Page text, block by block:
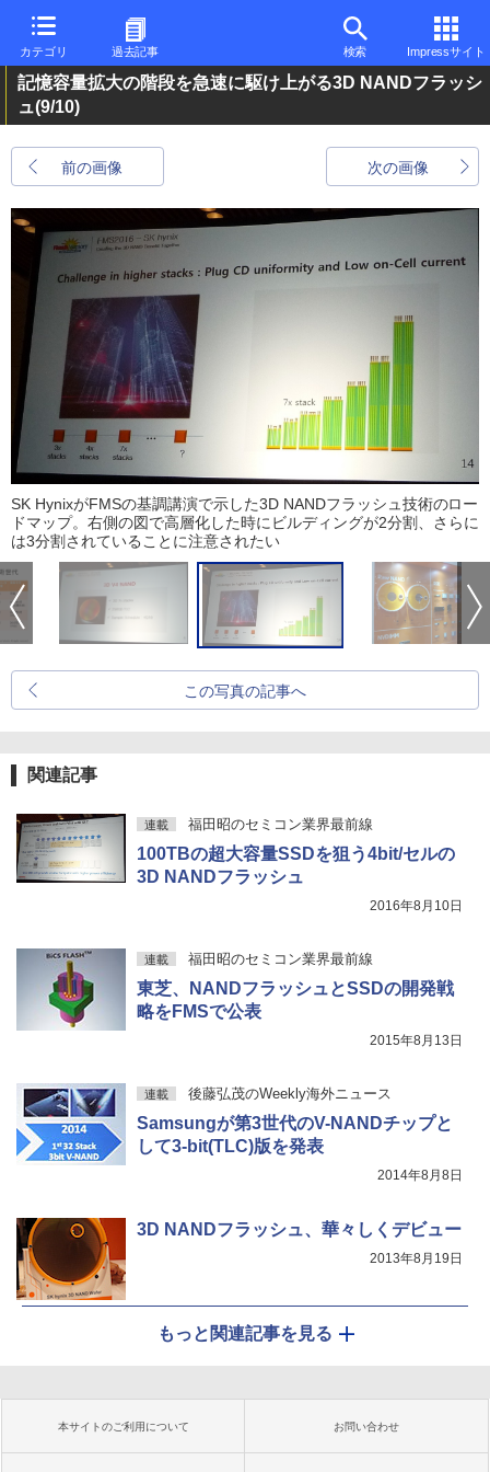
カテゴリ 過去記事 検索 Impressサイト
記憶容量拡大の階段を急速に駆け上がる3D NANDフラッシ
ュ(9/10)
前の画像 次の画像
SK HynixがFMSの基調講演で示した3D NANDフラッシュ技術のロー
ドマップ。右側の図で高層化した時にビルディングが2分割、さらに
は3分割されていることに注意されたい
この写真の記事へ
関連記事
連載 福田昭のセミコン業界最前線
100TBの超大容量SSDを狙う4bit/セルの
3D NANDフラッシュ
2016年8月10日
連載 福田昭のセミコン業界最前線
東芝、NANDフラッシュとSSDの開発戦
略をFMSで公表
2015年8月13日
連載 後藤弘茂のWeekly海外ニュース
Samsungが第3世代のV-NANDチップと
して3-bit(TLC)版を発表
2014年8月8日
3D NANDフラッシュ、華々しくデビュー
2013年8月19日
もっと関連記事を見る
本サイトのご利用について お問い合わせ